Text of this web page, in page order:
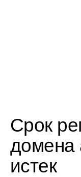
Срок
домена
истек